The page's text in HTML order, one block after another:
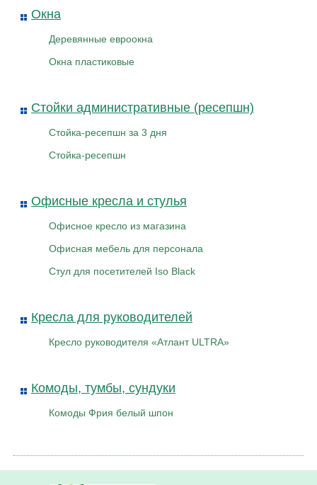
Окна
Деревянные евроокна
Окна пластиковые
Стойки административные (ресепшн)
Стойка-ресепшн за 3 дня
Стойка-ресепшн
Офисные кресла и стулья
Офисное кресло из магазина
Офисная мебель для персонала
Стул для посетителей Iso Black
Кресла для руководителей
Кресло руководителя «Атлант ULTRA»
Комоды, тумбы, сундуки
Комоды Фрия белый шпон